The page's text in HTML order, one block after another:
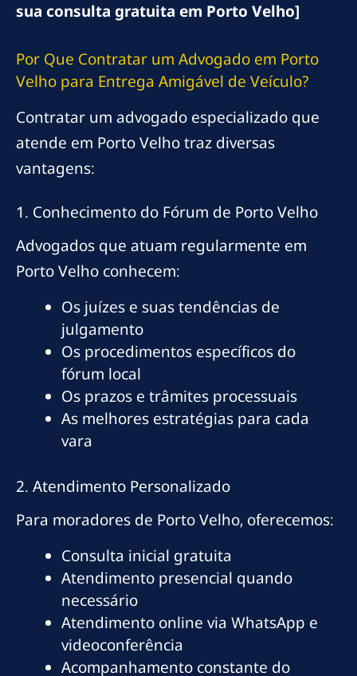
sua consulta gratuita em Porto Velho]
Por Que Contratar um Advogado em Porto
Velho para Entrega Amigável de Veículo?
Contratar um advogado especializado que
atende em Porto Velho traz diversas
vantagens:
1. Conhecimento do Fórum de Porto Velho
Advogados que atuam regularmente em
Porto Velho conhecem:
Os juízes e suas tendências de
julgamento
Os procedimentos específicos do
fórum local
Os prazos e trâmites processuais
As melhores estratégias para cada
vara
2. Atendimento Personalizado
Para moradores de Porto Velho, oferecemos:
Consulta inicial gratuita
Atendimento presencial quando
necessário
Atendimento online via WhatsApp e
videoconferência
Acompanhamento constante do